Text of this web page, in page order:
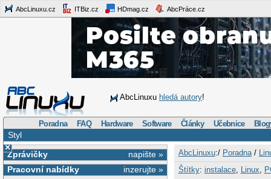
AbcLinuxu.cz ITBiz.cz HDmag.cz AbcPráce.cz
AbcLinuxu hledá autory!
Poradna FAQ Hardware Software Články Učebnice
Styl
×
napište »
Zprávičky
inzerujte »
Pracovní nabídky
AbcLinuxu:/ Poradna/
Štítky: instalace, Linux